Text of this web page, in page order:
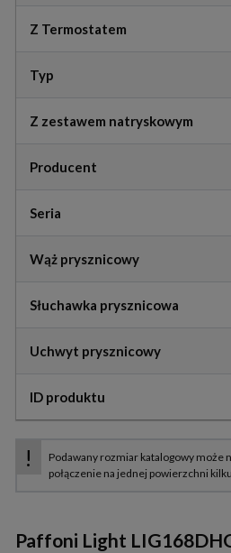
Z Termostatem
Typ
Z zestawem natryskowym
Producent
Seria
Wąż prysznicowy
Słuchawka prysznicowa
Uchwyt prysznicowy
ID produktu
Paffoni Light